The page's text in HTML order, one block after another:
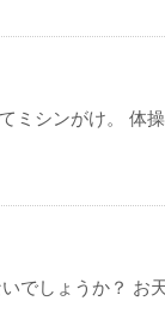
ミシンがけ。 体
でしょうか？ お